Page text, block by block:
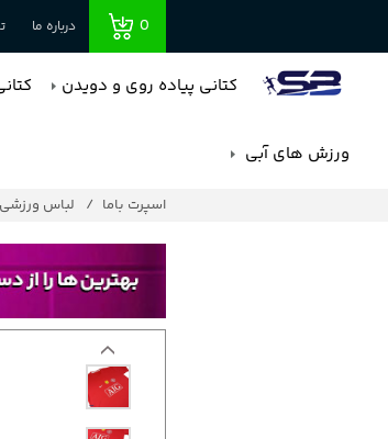
0 درباره ما
کتانی پیاده روی و دویدن
ورزش های آبی
اسپرت باما لباس ورزشی